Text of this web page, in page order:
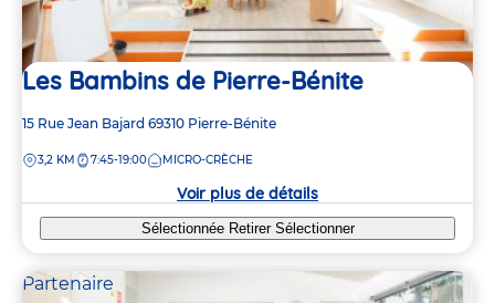
Les Bambins de Pierre-Bénite
Adresse
la
15 Rue Jean Bajard 69310 Pierre-Bénite
DISTANCE
3,2 KM 7:45-19:00 MICRO-CRÈCHE
Voir plus de détails
Sélectionnée Retirer Sélectionner
Partenaire